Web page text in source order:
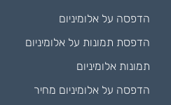
הדפסה על אלומיניום
הדפסת תמונות על אלומיניום
תמונות אלומיניום
הדפסה על אלומיניום מחיר